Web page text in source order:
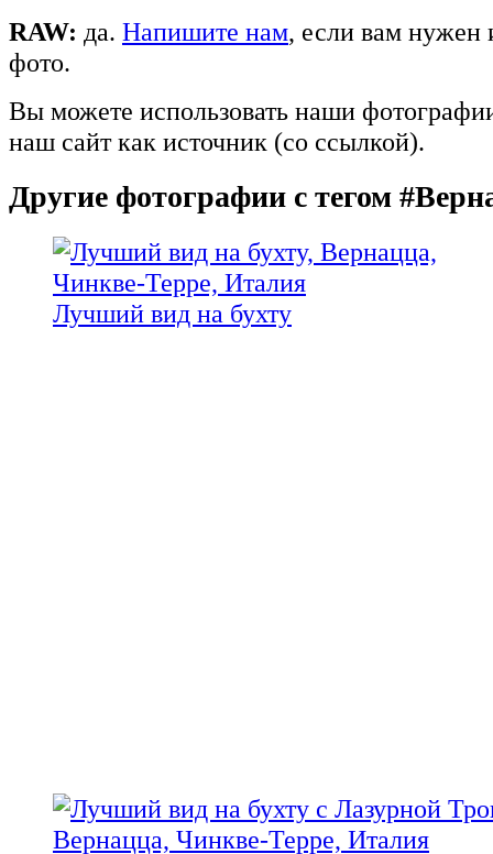
RAW: да. Напишите нам, если вам нужен
фото.
Вы можете использовать наши
наш сайт как источник (со ссылкой).
Другие фотографии с тегом
Лучший вид на бухту